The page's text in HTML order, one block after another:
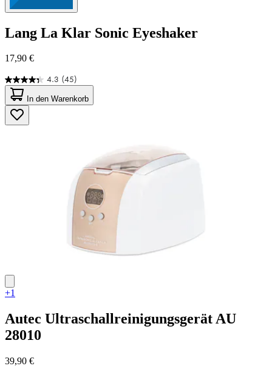
Lang La Klar Sonic Eyeshaker
17,90 €
4.3 (45)
4.3
von
5
Sternen.
45
In den Warenkorb
+1
Autec Ultraschallreinigungsgerät AU
28010
39,90 €